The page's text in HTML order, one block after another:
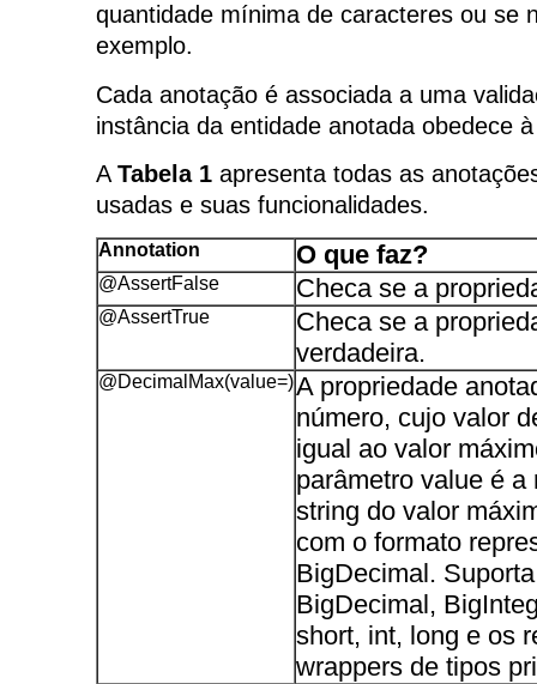
quantidade mínima de caracteres ou se
exemplo.
Cada anotação é associada a uma
instância da entidade anotada obedece
A Tabela 1 apresenta todas as
usadas e suas funcionalidades.
Annotation O que faz?
@AssertFalse Checa se a
@AssertTrue
Checa se a
verdadeira.
@DecimalMax(value=)A propriedade
número, cujo valor
igual ao valor
parâmetro value é a
string do valor
com o formato
BigDecimal.
BigDecimal,
short, int, long e os
wrappers de tipos